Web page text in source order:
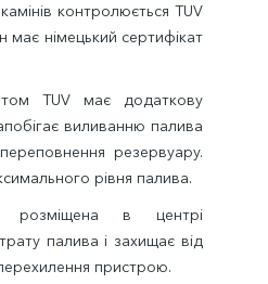
контролюється TUV
має німецький сертифікат
TUV має додаткову
виливанню палива
резервуару.
рівня палива.
розміщена в центрі
палива і захищає від
пристрою.